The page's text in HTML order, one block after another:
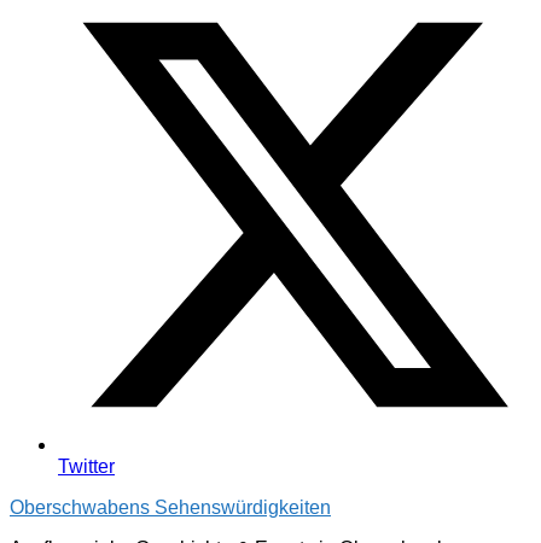
Twitter
Oberschwabens Sehenswürdigkeiten